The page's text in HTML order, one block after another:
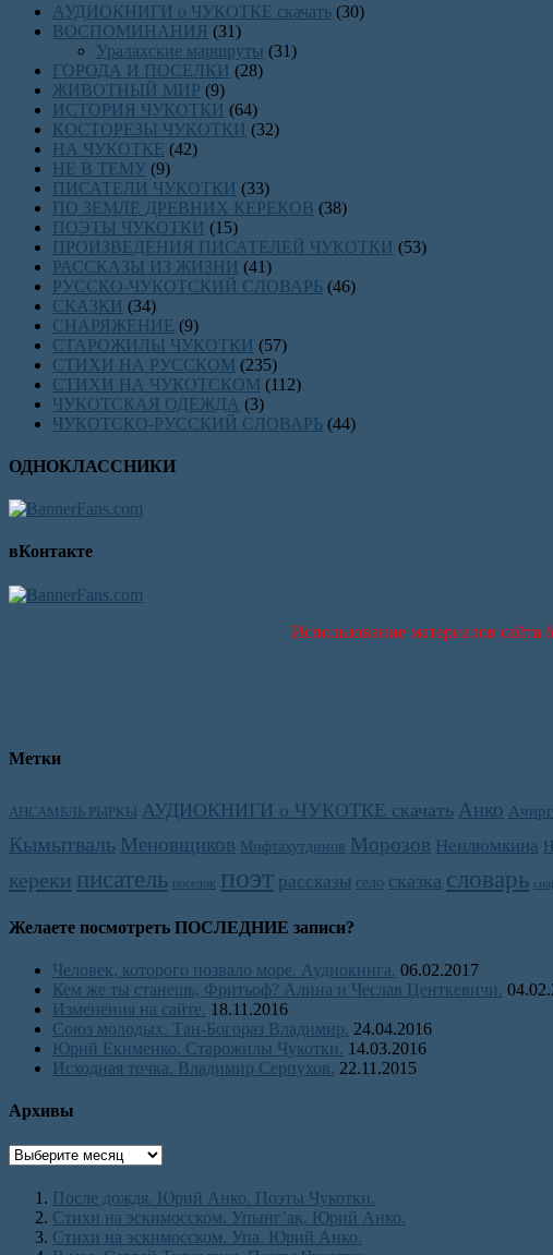
АУДИОКНИГИ о ЧУКОТКЕ скачать (30)
ВОСПОМИНАНИЯ (31)
Уралахские маршруты (31)
ГОРОДА И ПОСЕЛКИ (28)
ЖИВОТНЫЙ МИР (9)
ИСТОРИЯ ЧУКОТКИ (64)
КОСТОРЕЗЫ ЧУКОТКИ (32)
НА ЧУКОТКЕ (42)
НЕ В ТЕМУ (9)
ПИСАТЕЛИ ЧУКОТКИ (33)
ПО ЗЕМЛЕ ДРЕВНИХ КЕРЕКОВ (38)
ПОЭТЫ ЧУКОТКИ (15)
ПРОИЗВЕДЕНИЯ ПИСАТЕЛЕЙ ЧУКОТКИ (53)
РАССКАЗЫ ИЗ ЖИЗНИ (41)
РУССКО-ЧУКОТСКИЙ СЛОВАРЬ (46)
СКАЗКИ (34)
СНАРЯЖЕНИЕ (9)
СТАРОЖИЛЫ ЧУКОТКИ (57)
СТИХИ НА РУССКОМ (235)
СТИХИ НА ЧУКОТСКОМ (112)
ЧУКОТСКАЯ ОДЕЖДА (3)
ЧУКОТСКО-РУССКИЙ СЛОВАРЬ (44)
ОДНОКЛАССНИКИ
вКонтакте
Использование материалов
Метки
АНСАМБЛЬ РЫРКЫ АУДИОКНИГИ о ЧУКОТКЕ скачать Анко
Кымытваль Меновщиков Мифтахутдинов Морозов Ненлюмкина
кереки писатель поселок поэт рассказы село сказка словарь
Желаете посмотреть ПОСЛЕДНИЕ записи?
Человек, которого позвало море. Аудиокнига. 06.02.2017
Кем же ты станешь, Фритьоф? Алина и Чеслав Центкевичи.
Изменения на сайте. 18.11.2016
Союз молодых. Тан-Богораз Владимир. 24.04.2016
Юрий Екименко. Старожилы Чукотки. 14.03.2016
Исходная точка. Владимир Серпухов. 22.11.2015
Архивы
После дождя. Юрий Анко. Поэты Чукотки.
Стихи на эскимосском. Упынг’ақ. Юрий Анко.
Стихи на эскимосском. Упа. Юрий Анко.